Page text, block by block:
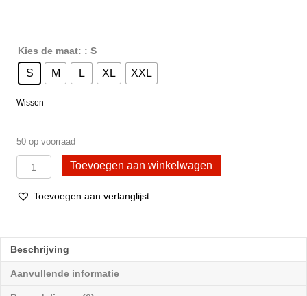
Kies de maat: : S
S M L XL XXL
Wissen
50 op voorraad
Stuk
halterhemd
katoen
aantal
Toevoegen aan winkelwagen
Toevoegen aan verlanglijst
Beschrijving
Aanvullende informatie